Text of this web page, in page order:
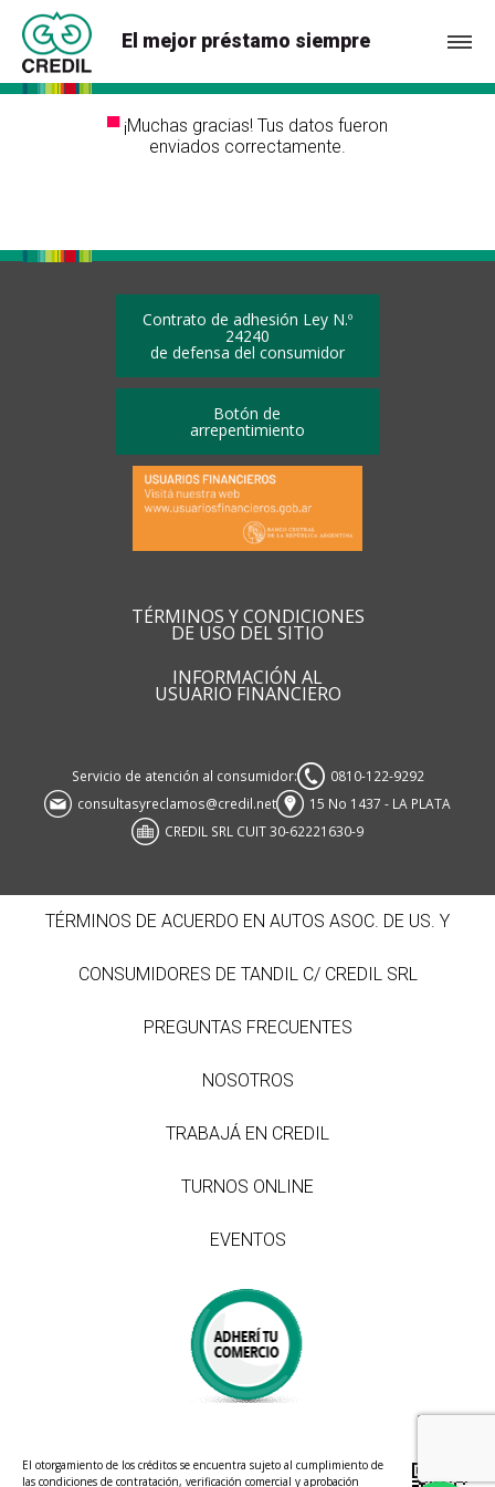
El mejor préstamo siempre
▀¡Muchas gracias! Tus datos fueron
enviados correctamente.
Contrato de adhesión Ley N.º
24240
de defensa del consumidor
Botón de
arrepentimiento
TÉRMINOS Y CONDICIONES
DE USO DEL SITIO
INFORMACIÓN AL
USUARIO FINANCIERO
Servicio de atención al consumidor:
0810-122-9292
consultasyreclamos@credil.net
15 No 1437 - LA PLATA
CREDIL SRL CUIT 30-62221630-9
TÉRMINOS DE ACUERDO EN AUTOS ASOC. DE US. Y
CONSUMIDORES DE TANDIL C/ CREDIL SRL
PREGUNTAS FRECUENTES
NOSOTROS
TRABAJÁ EN CREDIL
TURNOS ONLINE
EVENTOS
El otorgamiento de los créditos se encuentra sujeto al cumplimiento de
las condiciones de contratación, verificación comercial y aprobación